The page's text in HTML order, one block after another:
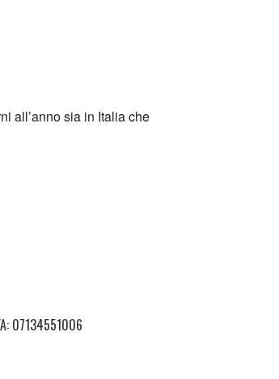
all’anno sia in Italia che
07134551006